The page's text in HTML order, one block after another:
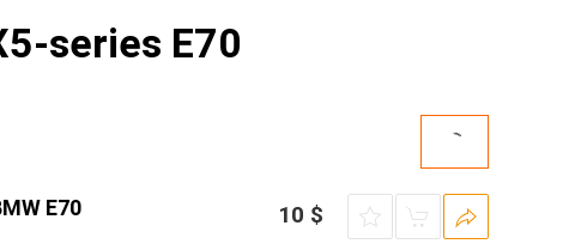
series E70
E70 10 $